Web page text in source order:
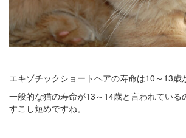
エキゾチックショートヘアの寿命は10～13歳
一般的な猫の寿命が13～14歳と言われている
すこし短めですね。